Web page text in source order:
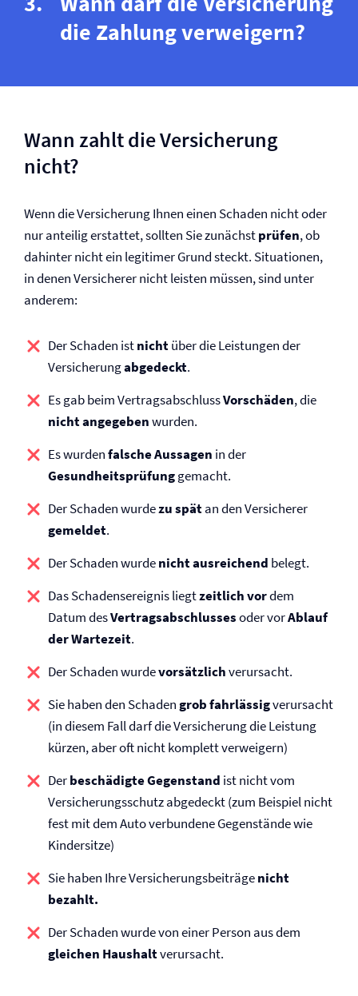
die Zahlung verweigern?
Wann zahlt die Versicherung
nicht?
Wenn die Versicherung Ihnen einen Schaden nicht oder
nur anteilig erstattet, sollten Sie zunächstprüfen, ob
dahinter nicht ein legitimer Grund steckt. Situationen,
in denen Versicherer nicht leisten müssen, sind unter
anderem:
Der Schaden istnichtüber die Leistungen der
Versicherungabgedeckt.
Es gab beim VertragsabschlussVorschäden, die
nicht angegebenwurden.
Es wurdenfalsche Aussagen in der
Gesundheitsprüfunggemacht.
Der Schaden wurdezu spätan den Versicherer
gemeldet.
Der Schaden wurdenicht ausreichend belegt.
Das Schadensereignis liegtzeitlich vordem
Datum desVertragsabschlussesoder vorAblauf
der Wartezeit.
Der Schaden wurdevorsätzlichverursacht.
Sie haben den Schadengrob fahrlässigverursacht
(in diesem Fall darf die Versicherung die Leistung
kürzen, aber oft nicht komplett verweigern)
Derbeschädigte Gegenstand ist nicht vom
Versicherungsschutz abgedeckt (zum Beispiel nicht
fest mit dem Auto verbundene Gegenstände wie
Kindersitze)
Sie haben Ihre Versicherungsbeiträgenicht
bezahlt.
Der Schaden wurde von einer Person aus dem
gleichen Haushaltverursacht.